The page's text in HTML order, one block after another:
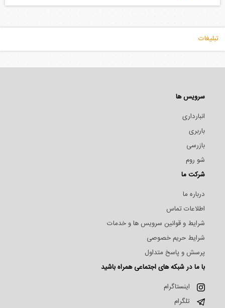
تبلیغات
سرویس ها
انبارداری
باربری
بازرسی
شو روم
شرکت ما
درباره ما
اطلاعات تماس
شرایط و قوانین سرویس ها و خدمات
شرایط حریم خصوصی
پرسش و پاسخ متداول
با ما در شبکه های اجتماعی همراه باشید
اینستاگرام
تلگرام